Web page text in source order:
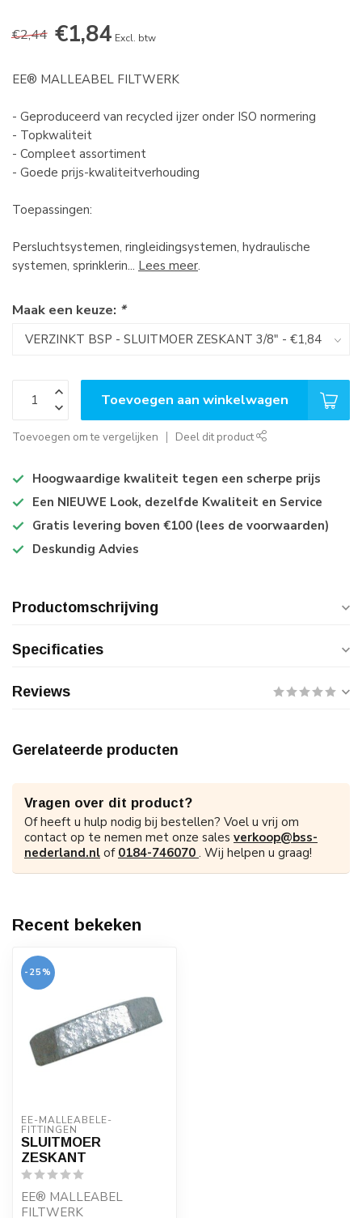
€2,44 €1,84 Excl. btw
EE® MALLEABEL FILTWERK
- Geproduceerd van recycled ijzer onder ISO normering
- Topkwaliteit
- Compleet assortiment
- Goede prijs-kwaliteitverhouding
Toepassingen:
Persluchtsystemen, ringleidingsystemen, hydraulische
systemen, sprinklerin... Lees meer.
Maak een keuze: *
Toevoegen aan winkelwagen
Toevoegen om te vergelijken Deel dit product
Hoogwaardige kwaliteit tegen een scherpe prijs
Een NIEUWE Look, dezelfde Kwaliteit en Service
Gratis levering boven €100 (lees de voorwaarden)
Deskundig Advies
Productomschrijving
Specificaties
Reviews
Gerelateerde producten
Vragen over dit product?
Of heeft u hulp nodig bij bestellen? Voel u vrij om
contact op te nemen met onze sales verkoop@bss-
nederland.nl of 0184-746070 . Wij helpen u graag!
Recent bekeken
-25%
EE-MALLEABELE-
FITTINGEN
SLUITMOER
ZESKANT
EE® MALLEABEL
FILTWERK